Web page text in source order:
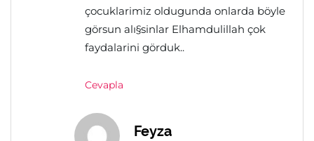
çocuklarimiz oldugunda onlarda böyle
görsun alı§sinlar Elhamdulillah çok
faydalarini görduk..
Cevapla
Feyza